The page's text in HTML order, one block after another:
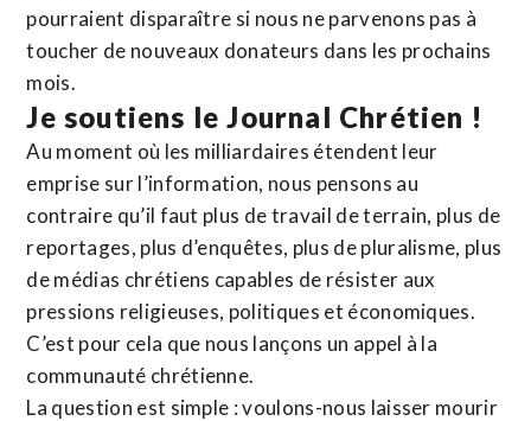
pourraient disparaître si nous ne parvenons pas à
toucher de nouveaux donateurs dans les prochains
mois.
Je soutiens le Journal Chrétien !
Au moment où les milliardaires étendent leur
emprise sur l’information, nous pensons au
contraire qu’il faut plus de travail de terrain, plus de
reportages, plus d’enquêtes, plus de pluralisme, plus
de médias chrétiens capables de résister aux
pressions religieuses, politiques et économiques.
C’est pour cela que nous lançons un appel à la
communauté chrétienne.
La question est simple : voulons-nous laisser mourir